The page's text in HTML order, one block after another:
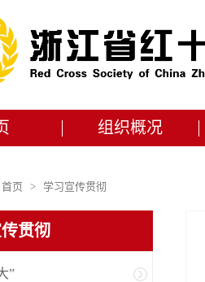
组织概况
首页 > 学习宣传贯彻
贯彻
”